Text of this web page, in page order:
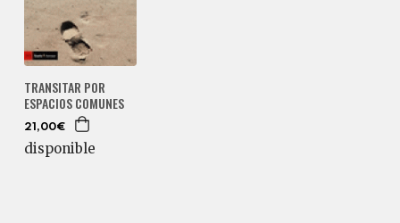
TRANSITAR POR
ESPACIOS COMUNES
21,00€
disponible